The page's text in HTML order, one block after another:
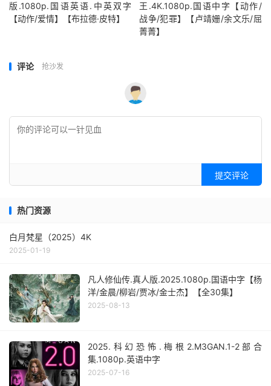
版.1080p.国语英语.中英双字
【动作/爱情】【布拉德·皮特】
王.4K.1080p.国语中字【动作/
战争/犯罪】【卢靖姗/余文乐/屈
菁菁】
评论 抢沙发
提交评论
热门资源
白月梵星（2025）4K
2025-01-19
凡人修仙传.真人版.2025.1080p.国语中字【杨
洋/金晨/柳岩/贾冰/金士杰】【全30集】
2025-08-13
2025.科幻恐怖.梅根2.M3GAN.1-2部合
集.1080p.英语中字
2025-07-16